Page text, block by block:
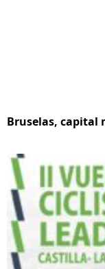
Bruselas, capital